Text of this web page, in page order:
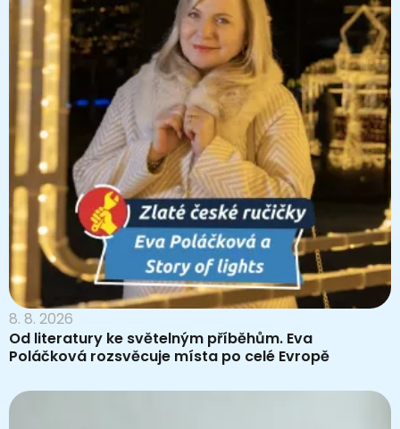
8. 8. 2026
Od literatury ke světelným příběhům. Eva
Poláčková rozsvěcuje místa po celé Evropě